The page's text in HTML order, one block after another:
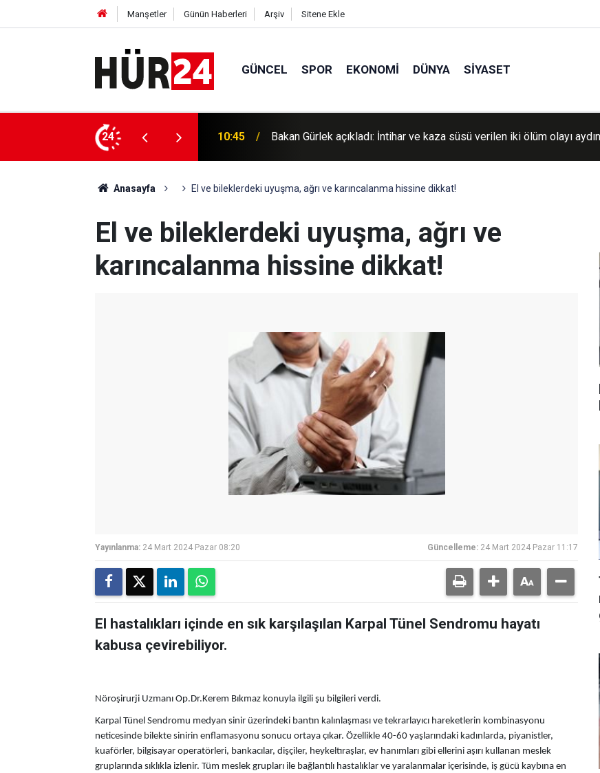
Manşetler Günün Haberleri Arşiv Sitene Ekle
GÜNCEL SPOR EKONOMI DÜNYA SIYASET
24
süsü verilen iki ölüm olayı aydınlatıldı 10:43 Muğla’da motosiklet park halindeki minibüse çarptı: Bir ölü, bir ağır
Anasayfa El ve bileklerdeki uyuşma, ağrı ve karıncalanma hissine dikkat!
El ve bileklerdeki uyuşma, ağrı ve
karıncalanma hissine dikkat!
Yayınlanma: 24 Mart 2024 Pazar 08:20 Güncelleme: 24 Mart 2024 Pazar 11:17
El hastalıkları içinde en sık karşılaşılan Karpal Tünel Sendromu hayatı
kabusa çevirebiliyor.
Nöroşirurji Uzmanı Op.Dr.Kerem Bıkmaz konuyla ilgili şu bilgileri verdi.
Karpal Tünel Sendromu medyan sinir üzerindeki bantın kalınlaşması ve tekrarlayıcı hareketlerin kombinasyonu
neticesinde bilekte sinirin enflamasyonu sonucu ortaya çıkar. Özellikle 40-60 yaşlarındaki kadınlarda, piyanistler,
kuaförler, bilgisayar operatörleri, bankacılar, dişçiler, heykeltıraşlar, ev hanımları gibi ellerini aşırı kullanan meslek
gruplarında sıklıkla izlenir. Tüm meslek grupları ile bağlantılı hastalıklar ve yaralanmalar içerisinde, iş gücü kaybına en